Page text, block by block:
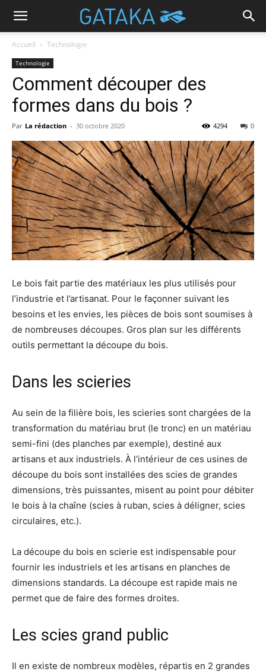
Accueil Technologie
Technologie
Comment découper des
formes dans du bois ?
Par La rédaction - 30 octobre 2020 0
4294
Le bois fait partie des matériaux les plus utilisés pour
l’industrie et l’artisanat. Pour le façonner suivant les
besoins et les envies, les pièces de bois sont soumises à
de nombreuses découpes. Gros plan sur les différents
outils permettant la découpe du bois.
Dans les scieries
Au sein de la filière bois, les scieries sont chargées de la
transformation du matériau brut (le tronc) en un matériau
semi-fini (des planches par exemple), destiné aux
artisans et aux industriels. À l’intérieur de ces usines de
découpe du bois sont installées des scies de grandes
dimensions, très puissantes, misent au point pour débiter
le bois à la chaîne (scies à ruban, scies à déligner, scies
circulaires, etc.).
La découpe du bois en scierie est indispensable pour
fournir les industriels et les artisans en planches de
dimensions standards. La découpe est rapide mais ne
permet que de faire des formes droites.
Les scies grand public
Il en existe de nombreux modèles, répartis en 2 grandes